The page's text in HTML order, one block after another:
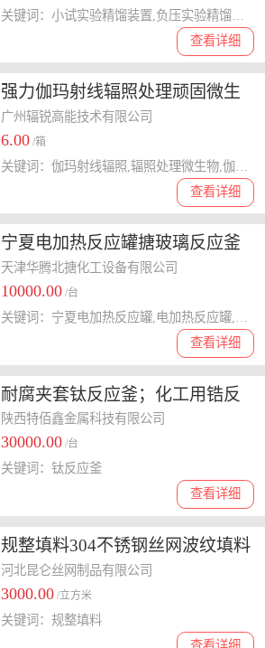
查看详细
强力伽玛射线辐照处理顽固微生
物
广州辐锐高能技术有限公司
6.00 /箱
查看详细
宁夏电加热反应罐搪玻璃反应釜
参数
天津华腾北搪化工设备有限公司
10000.00 /台
查看详细
耐腐夹套钛反应釜；化工用锆反
应釜；搅拌钛合金反应釜；钛复
合反应釜
陕西特佰鑫金属科技有限公司
30000.00 /台
查看详细
关键词：钛反应釜
规整填料304不锈钢丝网波纹填料
316L孔板填料BY网板填料
河北昆仑丝网制品有限公司
3000.00 /立方米
查看详细
关键词：规整填料